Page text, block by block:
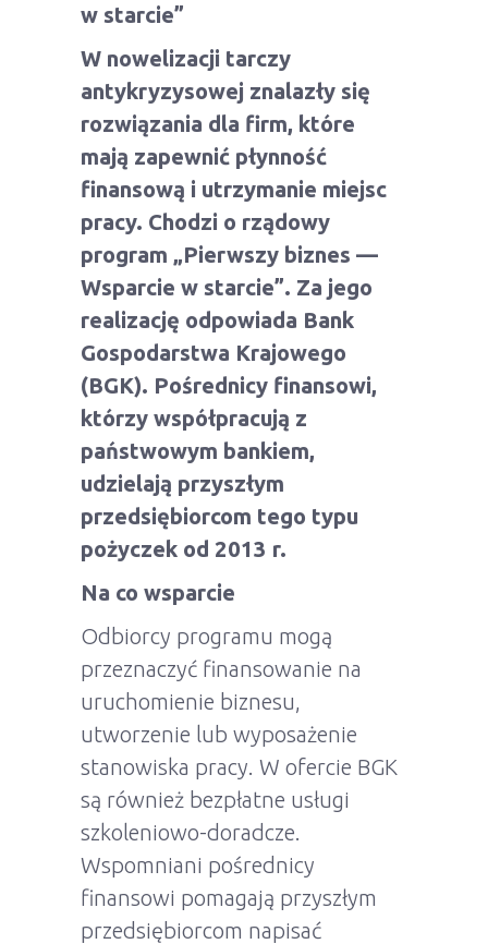
w starcie”
W nowelizacji tarczy
antykryzysowej znalazły się
rozwiązania dla firm, które
mają zapewnić płynność
finansową i utrzymanie miejsc
pracy. Chodzi o rządowy
program „Pierwszy biznes —
Wsparcie w starcie”. Za jego
realizację odpowiada Bank
Gospodarstwa Krajowego
(BGK). Pośrednicy finansowi,
którzy współpracują z
państwowym bankiem,
udzielają przyszłym
przedsiębiorcom tego typu
pożyczek od 2013 r.
Na co wsparcie
Odbiorcy programu mogą
przeznaczyć finansowanie na
uruchomienie biznesu,
utworzenie lub wyposażenie
stanowiska pracy. W ofercie BGK
są również bezpłatne usługi
szkoleniowo-doradcze.
Wspomniani pośrednicy
finansowi pomagają przyszłym
przedsiębiorcom napisać